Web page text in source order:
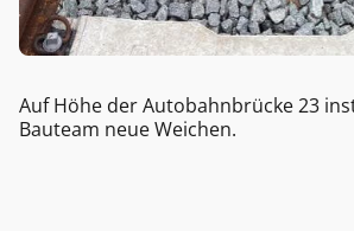
Auf Höhe der Autobahnbrücke 23
Bauteam neue Weichen.